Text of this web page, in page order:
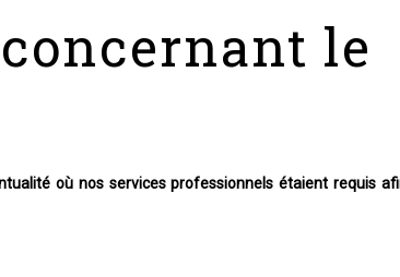
raisonnables afin de limiter la durée de votre
emploi. Que dois-je faire?
le
où nos services professionnels étaient requis